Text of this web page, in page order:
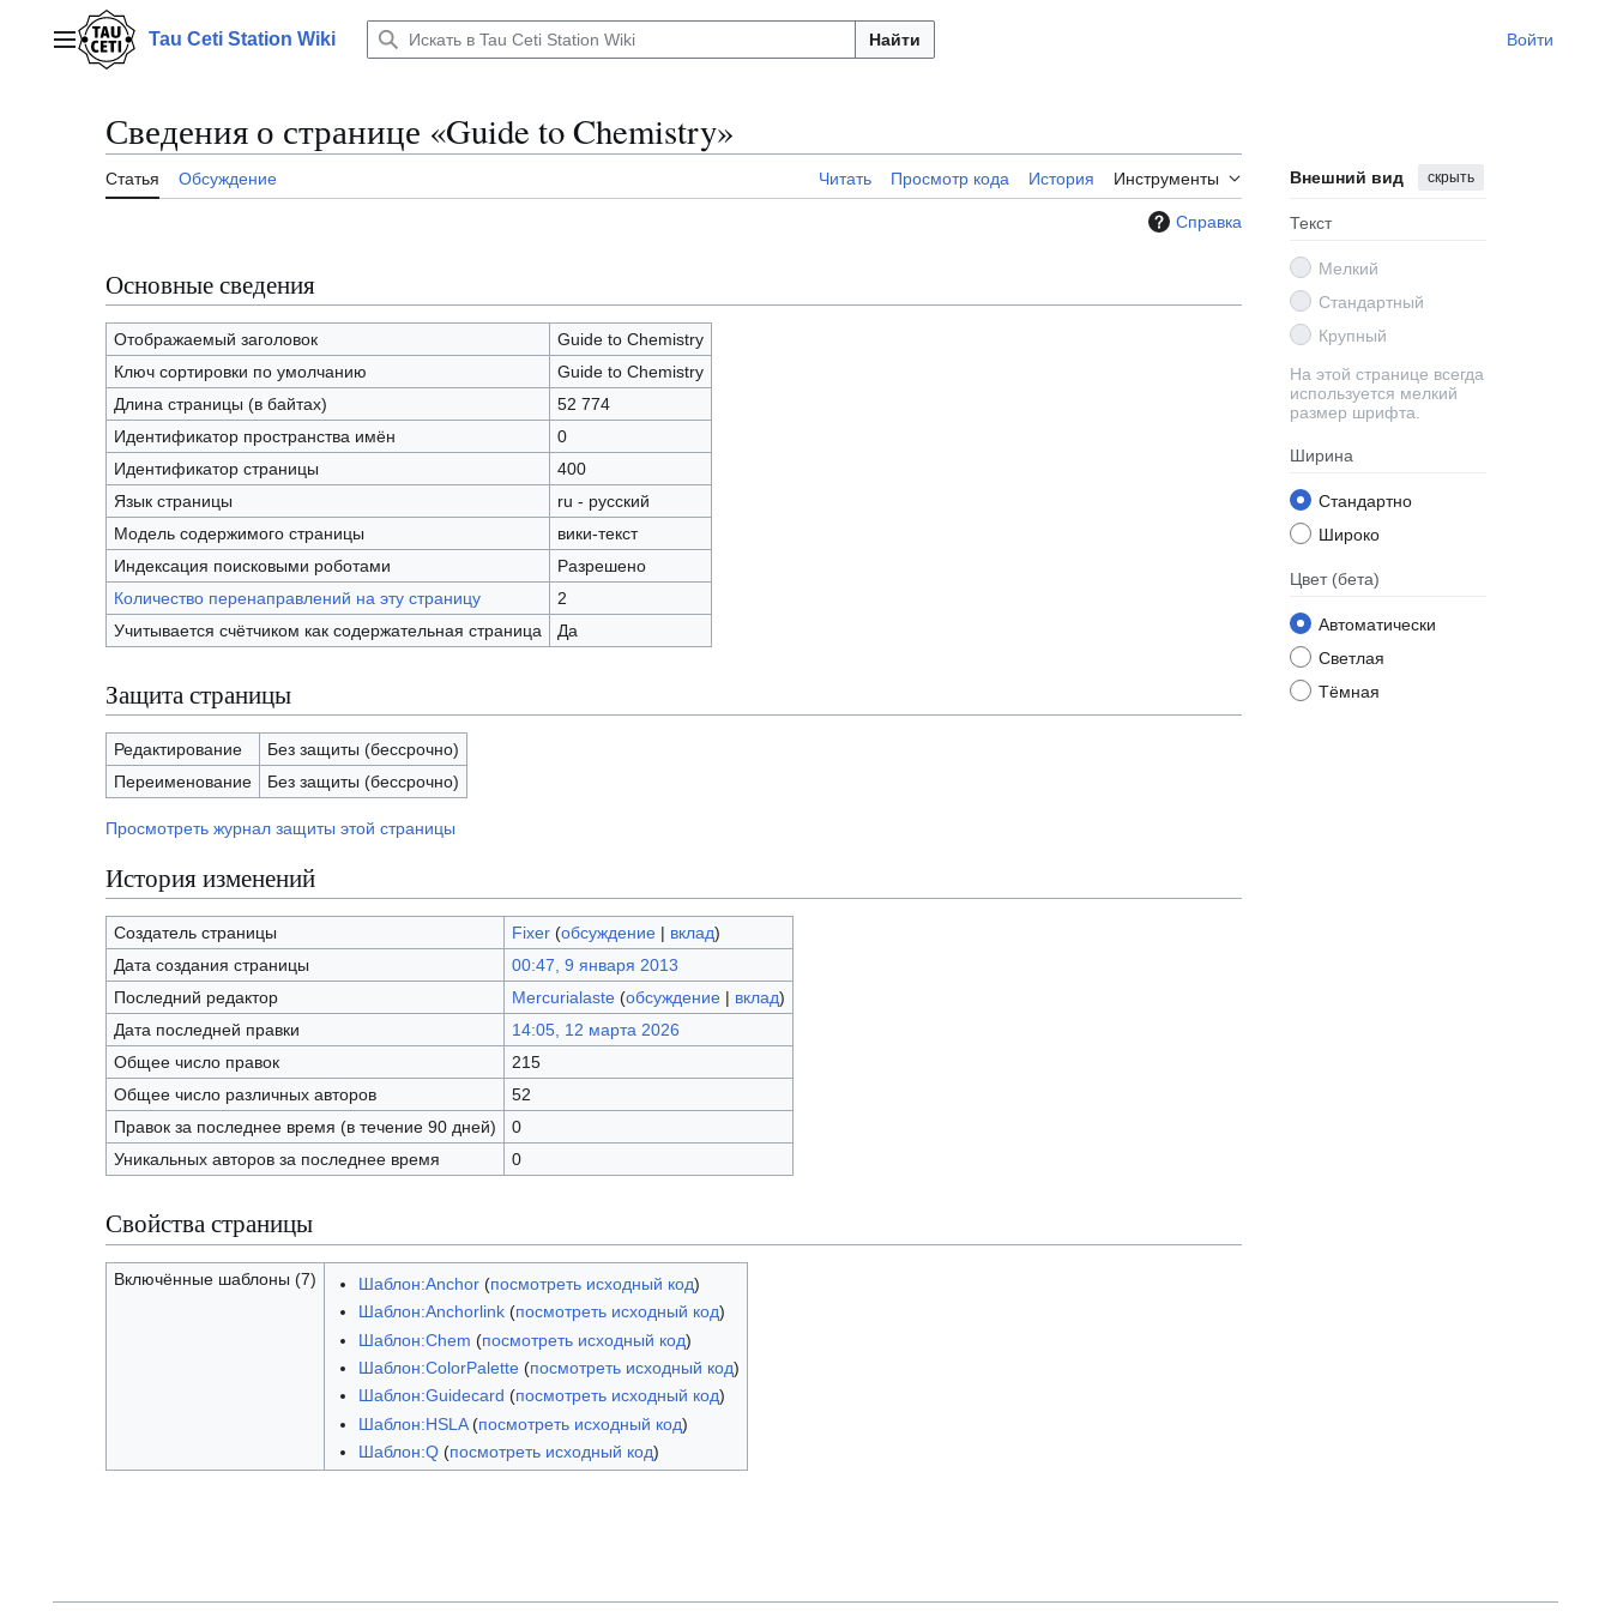
содержаниюГлавное менюTau Ceti Station Wiki Найти Войти
Сведения о странице «Guide to Chemistry»
Статья Обсуждение Читать Просмотр кода История Инструменты Внешний вид скрыть
Текст
Мелкий
Стандартный
Крупный
На этой странице всегда
используется мелкий
размер шрифта.
Ширина
Стандартно
Широко
Цвет (бета)
Автоматически
Светлая
Тёмная
Справка
Основные сведения
Отображаемый заголовок
Guide to Chemistry
Ключ сортировки по умолчанию
Guide to Chemistry
Длина страницы (в байтах)
52 774
Идентификатор пространства имён
0
Идентификатор страницы
400
Язык страницы
ru - русский
Модель содержимого страницы
вики-текст
Индексация поисковыми роботами
Разрешено
Количество перенаправлений на эту страницу
2
Учитывается счётчиком как содержательная страница
Да
Защита страницы
Редактирование
Без защиты (бессрочно)
Переименование
Без защиты (бессрочно)
Просмотреть журнал защиты этой страницы
История изменений
Создатель страницы Fixer (обсуждение| вклад)
Дата создания страницы
00:47, 9 января 2013
Последний редактор
Mercurialaste (обсуждение| вклад)
Дата последней правки
14:05, 12 марта 2026
Общее число правок
215
Общее число различных авторов
52
Правок за последнее время (в течение 90 дней)
0
Уникальных авторов за последнее время
0
Свойства страницы
Включённые шаблоны (7) Шаблон:Anchor(посмотреть исходный код)
Шаблон:Anchorlink(посмотреть исходный код)
Шаблон:Chem (посмотреть исходный код)
Шаблон:ColorPalette(посмотреть исходный код)
Шаблон:Guidecard (посмотреть исходный код)
Шаблон:HSLA(посмотреть исходный код)
Шаблон:Q(посмотреть исходный код)